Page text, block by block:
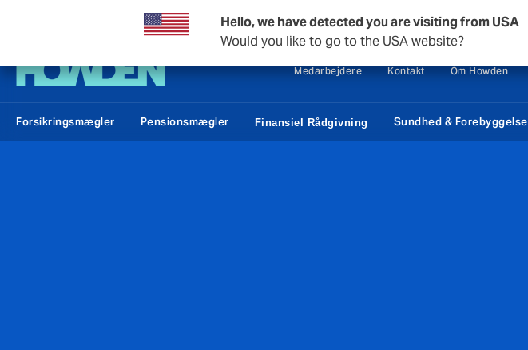
Hello, we have detected you are visiting from USA
Would you like to go to the USA website?
Medarbejdere Kontakt Om Howden
Forsikringsmægler Pensionsmægler Finansiel Rådgivning Sundhed & Forebyggelse